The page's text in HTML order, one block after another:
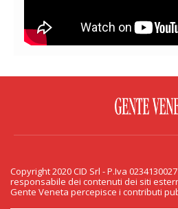
PRIVACY &
Copyright 2020 CID Srl - P.Iva 02341300271 -
dei contenuti dei siti esterni eventualmente
Copyright 2020 CID Srl - P.Iva
responsabile dei contenuti dei siti
Gente Veneta percepisce i contributi